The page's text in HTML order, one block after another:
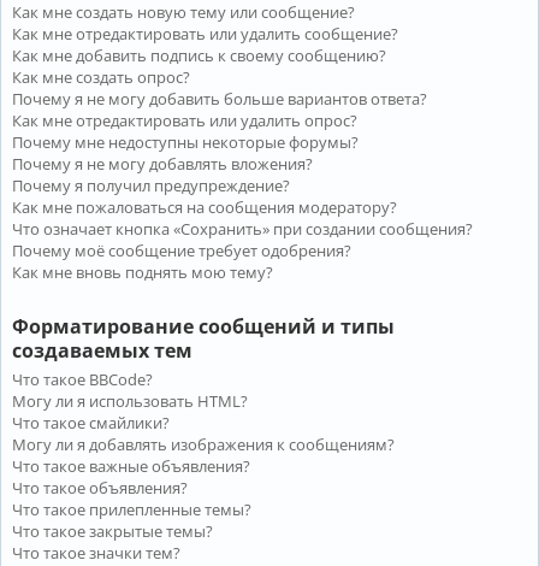
Как мне создать новую тему или сообщение?
Как мне отредактировать или удалить сообщение?
Как мне добавить подпись к своему сообщению?
Как мне создать опрос?
Почему я не могу добавить больше вариантов ответа?
Как мне отредактировать или удалить опрос?
Почему мне недоступны некоторые форумы?
Почему я не могу добавлять вложения?
Почему я получил предупреждение?
Как мне пожаловаться на сообщения модератору?
Что означает кнопка «Сохранить» при создании сообщения?
Почему моё сообщение требует одобрения?
Как мне вновь поднять мою тему?
Форматирование сообщений и типы
создаваемых тем
Что такое BBCode?
Могу ли я использовать HTML?
Что такое смайлики?
Могу ли я добавлять изображения к сообщениям?
Что такое важные объявления?
Что такое объявления?
Что такое прилепленные темы?
Что такое закрытые темы?
Что такое значки тем?